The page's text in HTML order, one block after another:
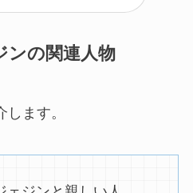
ンの関連人物
ます。